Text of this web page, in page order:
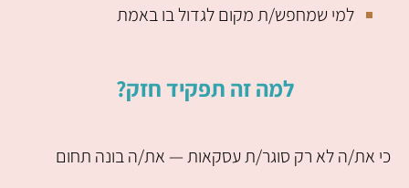
למי שמחפש/ת מקום לגדול בו באמת
למה זה תפקיד חזק?
כי את/ה לא רק סוגר/ת עסקאות — את/ה בונה תחום